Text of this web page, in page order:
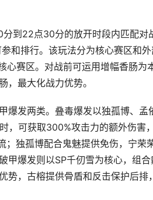
到22点30分的放开时段内匹配对
和排行。该玩法分为核心赛区和
赛区。对战前可运用增幅香肠为
，最大化战力优势。
爆发两类。叠毒爆发以独孤博、孟
，可获取300%攻击力的额外伤害
独孤博配合鬼魅提供免伤，宁荣
爆发则以SP千仞雪为核心，组合
势，古榕提供骨盾和反击保护后排